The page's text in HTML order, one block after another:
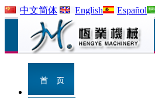
中文简体 English Español